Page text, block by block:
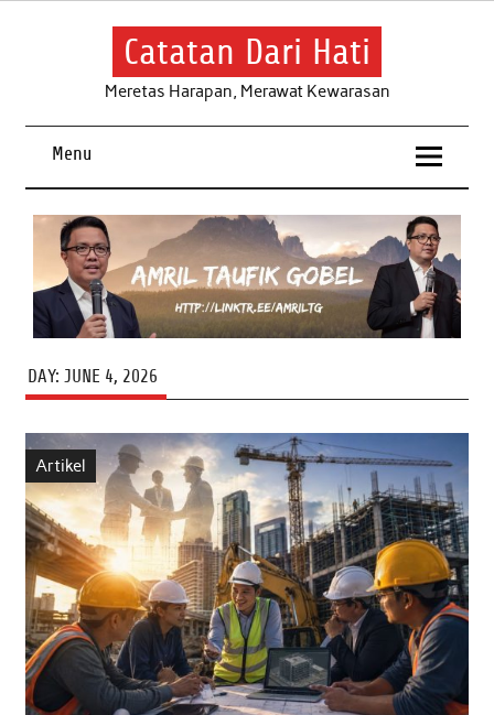
Skip
Catatan Dari Hati
Meretas Harapan, Merawat Kewarasan
Menu
DAY: JUNE 4, 2026
Artikel